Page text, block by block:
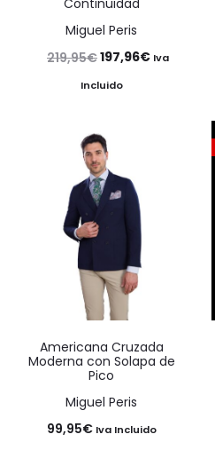
Miguel Peris
219,95€El
precio
era:
219,95€.
197,96€ElIva
Incluido
Americana Cruzada
Moderna con Solapa de
Pico
Miguel Peris
99,95€ Iva Incluido